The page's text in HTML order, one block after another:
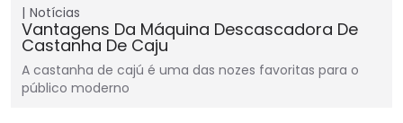
Notícias
Vantagens Da Máquina Descascadora De
Castanha De Caju
A castanha de cajú é uma das nozes favoritas para o
público moderno